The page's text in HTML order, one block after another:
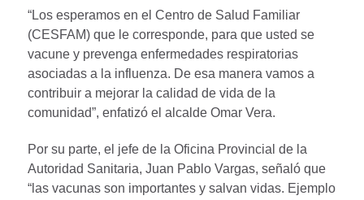
“Los esperamos en el Centro de Salud Familiar
(CESFAM) que le corresponde, para que usted se
vacune y prevenga enfermedades respiratorias
asociadas a la influenza. De esa manera vamos a
contribuir a mejorar la calidad de vida de la
comunidad”, enfatizó el alcalde Omar Vera.
Por su parte, el jefe de la Oficina Provincial de la
Autoridad Sanitaria, Juan Pablo Vargas, señaló que
“las vacunas son importantes y salvan vidas. Ejemplo